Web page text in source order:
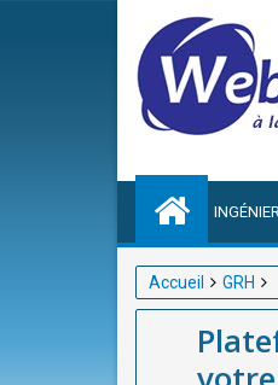
Accueil
GRH
Plateformes de
Sénégal),
des